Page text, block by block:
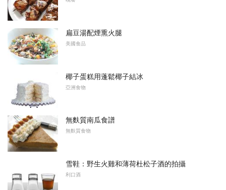
扁豆湯配煙熏火腿
美國食品
椰子蛋糕用蓬鬆椰子結冰
亞洲食物
無麩質南瓜食譜
無麩質食物
雪鞋：野生火雞和薄荷杜松子酒的拍攝
利口酒